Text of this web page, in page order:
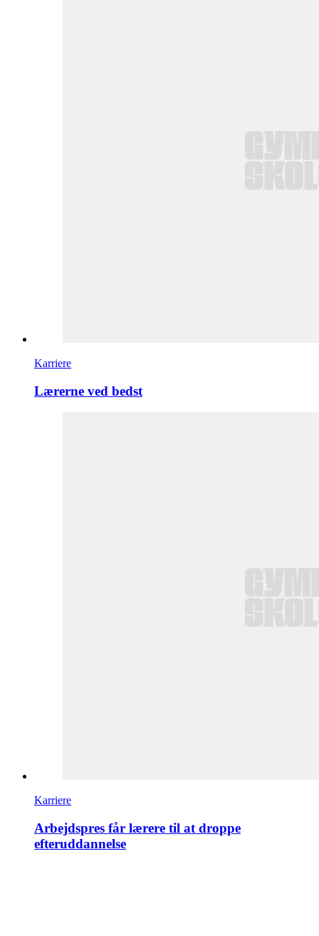
Karriere
Lærerne ved bedst
Karriere
Arbejdspres får lærere til at droppe
efteruddannelse